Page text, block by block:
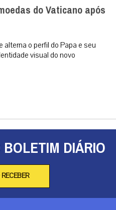
do Vaticano após
o perfil do Papa e seu
visual do novo
DIÁRIO